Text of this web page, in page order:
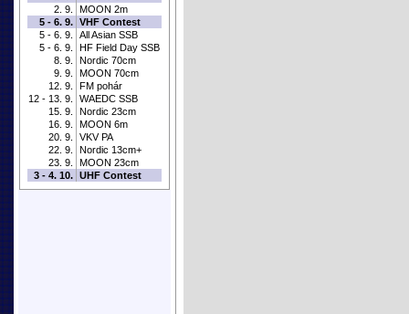
2. 9.
MOON 2m
5 - 6. 9. VHF Contest
5 - 6. 9.
All Asian SSB
5 - 6. 9.
HF Field Day SSB
8. 9.
Nordic 70cm
9. 9.
MOON 70cm
12. 9.
FM pohár
12 - 13. 9.
WAEDC SSB
15. 9.
Nordic 23cm
16. 9.
MOON 6m
20. 9.
VKV PA
22. 9.
Nordic 13cm+
23. 9.
MOON 23cm
3 - 4. 10. UHF Contest